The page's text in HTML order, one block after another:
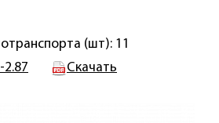
(шт): 11
2.87 Скачать